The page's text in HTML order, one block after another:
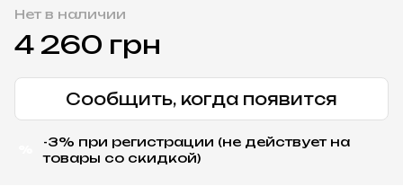
Нет в наличии
4 260 грн
Сообщить, когда появится
-3% при регистрации (не действует на
товары со скидкой)